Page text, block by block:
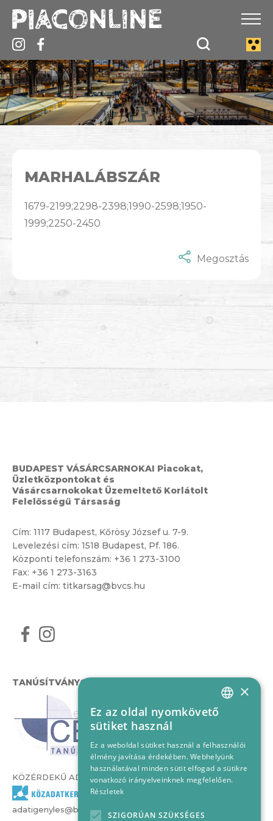
MARHALÁBSZÁR
1679-2199;2298-2398;1990-2598;1950-
1999;2250-2450
Megosztás
BUDAPEST VÁSÁRCSARNOKAI Piacokat,
Üzletközpontokat és
Vásárcsarnokokat Üzemeltető Korlátolt
Felelősségű Társaság
Cím: 1117 Budapest, Kőrösy József u. 7-9.
Levelezési cím: 1518 Budapest, Pf. 186.
Központi telefonszám: +36 1 273-3100
Fax: +36 1 273-3163
E-mail cím: titkarsag@bvcs.hu
TANÚSÍTVÁNYOK
KÖZÉRDEKŰ ADATOK
adatigenyles@bvcs.hu
HUNGARIAN
×
Ez az oldal nyomkövető
sütiket használ
Ez a weboldal sütiket használ a felhasználói
élmény javítása érdekében. Webhelyünk
használatával minden sütit elfogad a sütikre
vonatkozó irányelveinknek megfelelően.
Részletek
SZIGORÚAN SZÜKSÉGES